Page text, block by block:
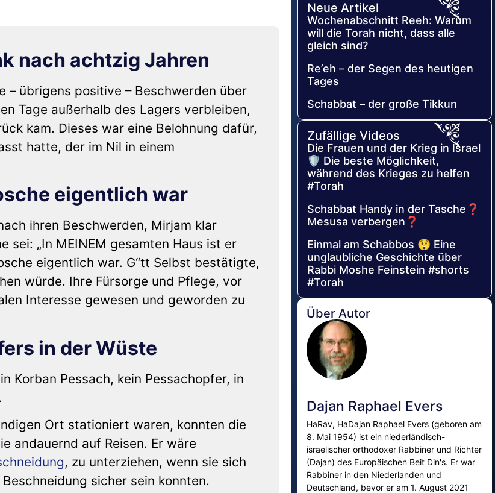
nach achtzig Jahren
– übrigens positive – Beschwerden über
Tage außerhalb des Lagers verbleiben,
kam. Dieses war eine Belohnung dafür,
hatte, der im Nil in einem
eigentlich war
ihren Beschwerden, Mirjam klar
sei: „In MEINEM gesamten Haus ist er
eigentlich war. G“tt Selbst bestätigte,
würde. Ihre Fürsorge und Pflege, vor
Interesse gewesen und geworden zu
in der Wüste
Korban Pessach, kein Pessachopfer, in
Ort stationiert waren, konnten die
andauernd auf Reisen. Er wäre
, zu unterziehen, wenn sie sich
sicher sein konnten.
Neue Artikel
Wochenabschnitt Reeh: Warum
will die Torah nicht, dass alle
gleich sind?
Re’eh – der Segen des heutigen
Tages
Schabbat – der große Tikkun
Zufällige Videos
Die Frauen und der Krieg in Israel
🛡️ Die beste Möglichkeit,
während des Krieges zu helfen
#Torah
Schabbat Handy in der Tasche❓
Mesusa verbergen❓
Einmal am Schabbos 😲 Eine
unglaubliche Geschichte über
Rabbi Moshe Feinstein #shorts
#Torah
Über Autor
Dajan Raphael Evers
HaRav, HaDajan Raphael Evers (geboren am
8. Mai 1954) ist ein niederländisch-
israelischer orthodoxer Rabbiner und Richter
(Dajan) des Europäischen Beit Din's. Er war
Rabbiner in den Niederlanden und
Deutschland, bevor er am 1. August 2021